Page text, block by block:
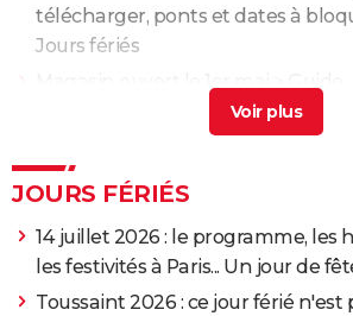
télécharger, ponts et dates à
Jours fériés
férié ?> Guide
JOURS FÉRIÉS
14 juillet 2026 : le programme, les
les festivités à Paris... Un jour de
Toussaint 2026 : ce jour férié n'est